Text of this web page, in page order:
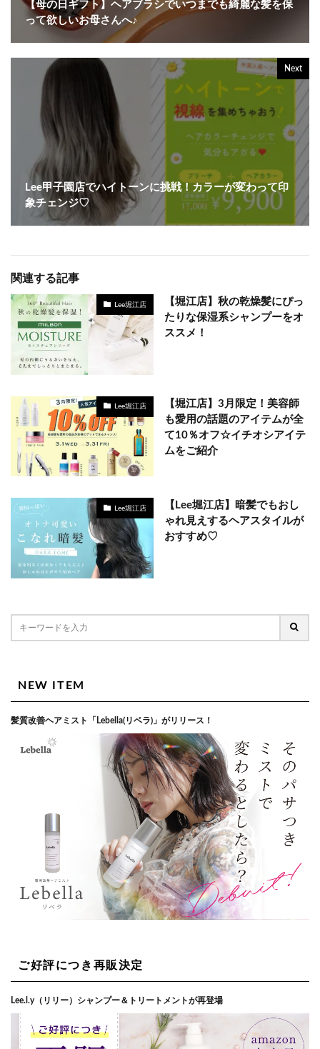
【母の日ギフト】ヘアブラシでいつまでも綺麗な髪を保
って欲しいお母さんへ♪
Next
Lee甲子園店でハイトーンに挑戦！カラーが変わって印
象チェンジ♡
関連する記事
Lee堀江店
【堀江店】秋の乾燥髪にぴっ
たりな保湿系シャンプーをオ
ススメ！
Lee堀江店
【堀江店】3月限定！美容師
も愛用の話題のアイテムが全
て10％オフ☆イチオシアイテ
ムをご紹介
Lee堀江店
【Lee堀江店】暗髪でもおし
ゃれ見えするヘアスタイルが
おすすめ♡
NEW ITEM
髪質改善ヘアミスト「Lebella(リベラ)」がリリース！
ご好評につき再販決定
Lee.l.y（リリー）シャンプー＆トリートメントが再登場